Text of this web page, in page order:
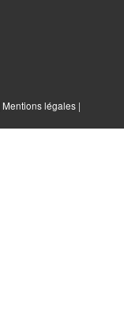
Mentions légales |